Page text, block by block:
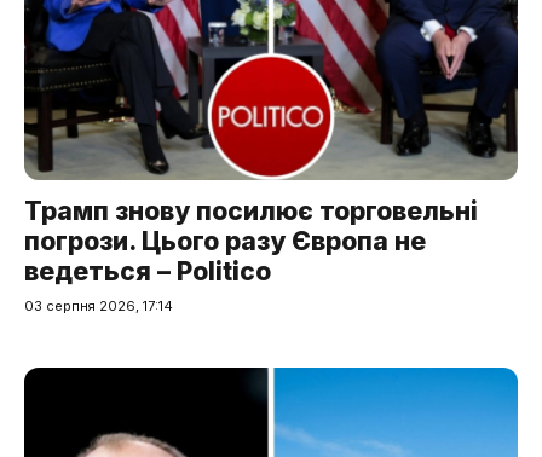
Трамп знову посилює торговельні
погрози. Цього разу Європа не
ведеться – Politico
03 серпня 2026, 17:14